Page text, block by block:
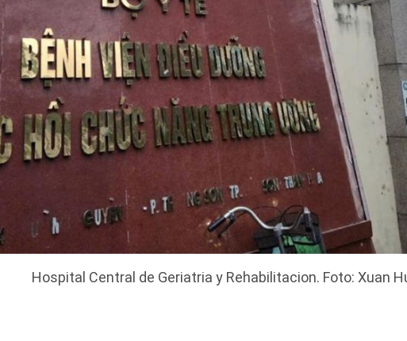
Hospital Central de Geriatria y Rehabilitacion. Foto: Xuan